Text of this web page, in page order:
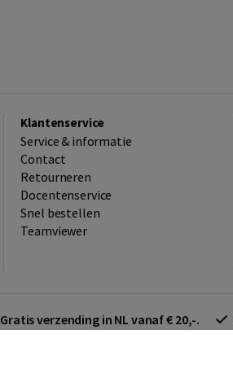
Klantenservice
Service & informatie
Contact
Retourneren
Docentenservice
Snel bestellen
Teamviewer
Gratis verzending in NL vanaf € 20,-.